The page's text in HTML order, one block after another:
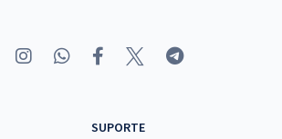
SUPORTE